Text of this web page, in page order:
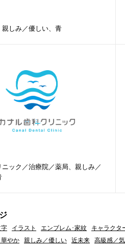
親しみ／優しい、青
ック／治療院／薬局、親しみ／
字 イラスト エンブレム･家紋 キャラクタ
やか 親しみ／優しい 近未来 高級感／